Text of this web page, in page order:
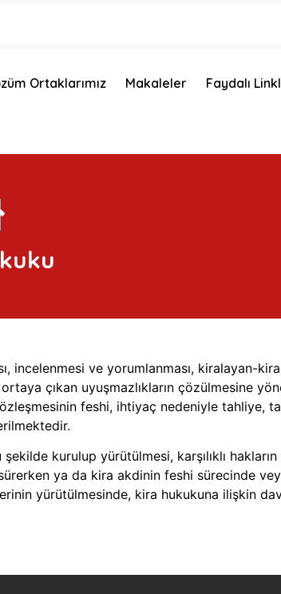
Ortaklarımız Makaleler Faydalı
incelenmesi ve yorumlanması, kiralayan-
çıkan uyuşmazlıkların çözülmesine
feshi, ihtiyaç nedeniyle tahliye,
kurulup yürütülmesi, karşılıklı
ya da kira akdinin feshi sürecinde
yürütülmesinde, kira hukukuna ilişkin